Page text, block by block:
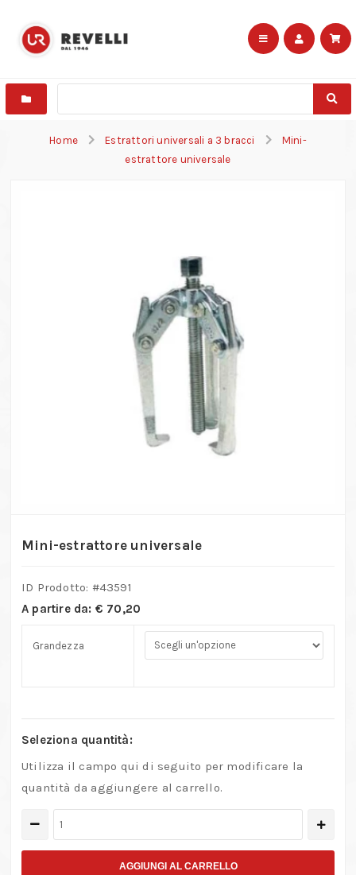
Home Estrattori universali a 3 bracci
Mini-
estrattore universale
Mini-estrattore universale
ID Prodotto: #43591
A partire da: € 70,20
Grandezza
Seleziona quantità:
Utilizza il campo qui di seguito per modificare la
quantità da aggiungere al carrello.
estrattore
AGGIUNGI AL CARRELLO